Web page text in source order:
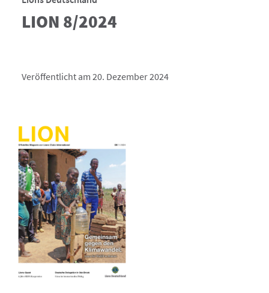
LION 8/2024
Veröffentlicht am 20. Dezember 2024